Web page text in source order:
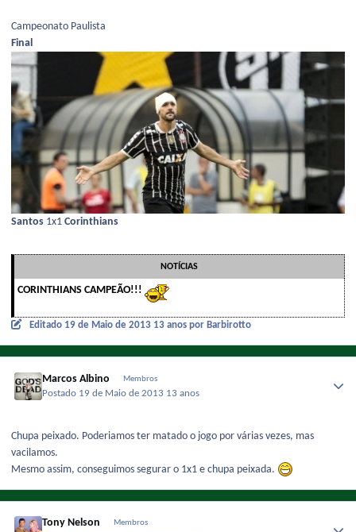
Campeonato Paulista
Final
Santos 1x1 Corinthians
NOTÍCIAS
CORINTHIANS CAMPEÃO!!!
Editado 19 de Maio de 2013 13 anos por Barbirotto
Marcos Albino Membros
Postado 19 de Maio de 2013 13 anos
Chupa peixado. Poderiamos ter matado o jogo por várias vezes, mas
vacilamos.
Mesmo assim, conseguimos segurar o 1x1 e chupa peixada.
Tony Nelson Membros